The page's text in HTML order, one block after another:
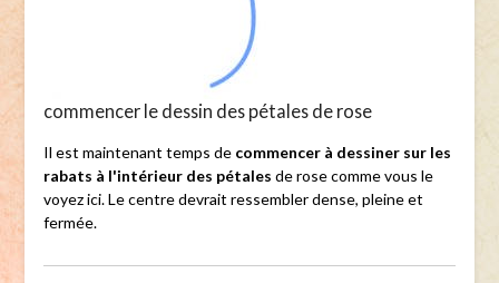
commencer le dessin des pétales de rose
Il est maintenant temps de commencer à dessiner sur les
rabats à l'intérieur des pétales de rose comme vous le
voyez ici. Le centre devrait ressembler dense, pleine et
fermée.